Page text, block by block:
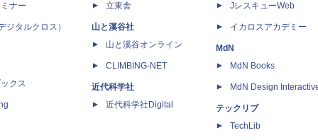
ナー
ジタルクロス）
クス
立東舎
山と溪谷社
山と溪谷オンライン
CLIMBING-NET
近代科学社
近代科学社Digital
JレスキューWeb
イカロスアカデミー
MdN
MdN Books
MdN Design
テックリブ
TechLib